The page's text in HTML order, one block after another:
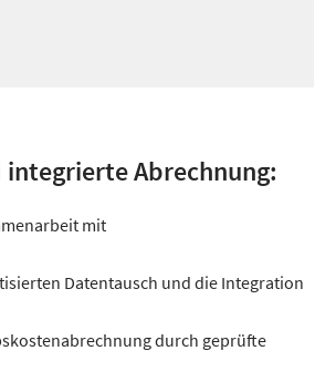
integrierte Abrechnung:
mit
Datentausch und die Integration
durch geprüfte